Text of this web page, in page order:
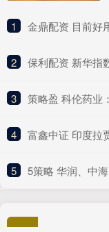
1 金鼎配资 目前好用的
2 保利配资 新华指数|药草飘香惠万
3 策略盈 科伦药业
4 富鑫中证 印度拉
5 ​5策略 华润、中海